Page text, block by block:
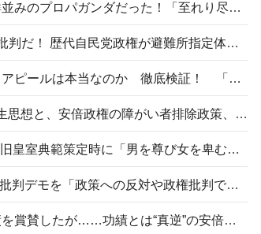
高市首相の熊本地震避難所視察は北朝鮮並みのプロパガンダだった！「至れり尽くせり」の選ばれた避難所の一方で実態は…
〈#ミサイルよりクーラーを〉は正当な批判だ！ 歴代自民党政権が避難所指定体育館へのエアコン設置を遅らせてきた客観的事実
高市首相の「休んでない」「寝てない」アピールは本当なのか 徹底検証！ 「資料読み込み」「アイロンがけ」も矛盾だらけ…
相模原事件から10年──植松死刑囚の優生思想と、安倍政権の障がい者排除政策、右派勢力の差別主義との関係を改めて問う
“男系男子の皇位継承”は明治期の創作！ 旧皇室典範策定時に「男を尊び女を卑むの慣習、人民の脳髄」とトンデモ論で女性天皇を否定
山里亮太が『DayDay.』で国会前の高市批判デモを「政策への反対や政権批判でない」と捻じ曲げ解説 デモ参加者から批判殺到
安倍晋三元首相の命日で高市首相は功績を賞賛したが……功績とは“真逆”の安倍元首相のトンデモ発言を振り返る